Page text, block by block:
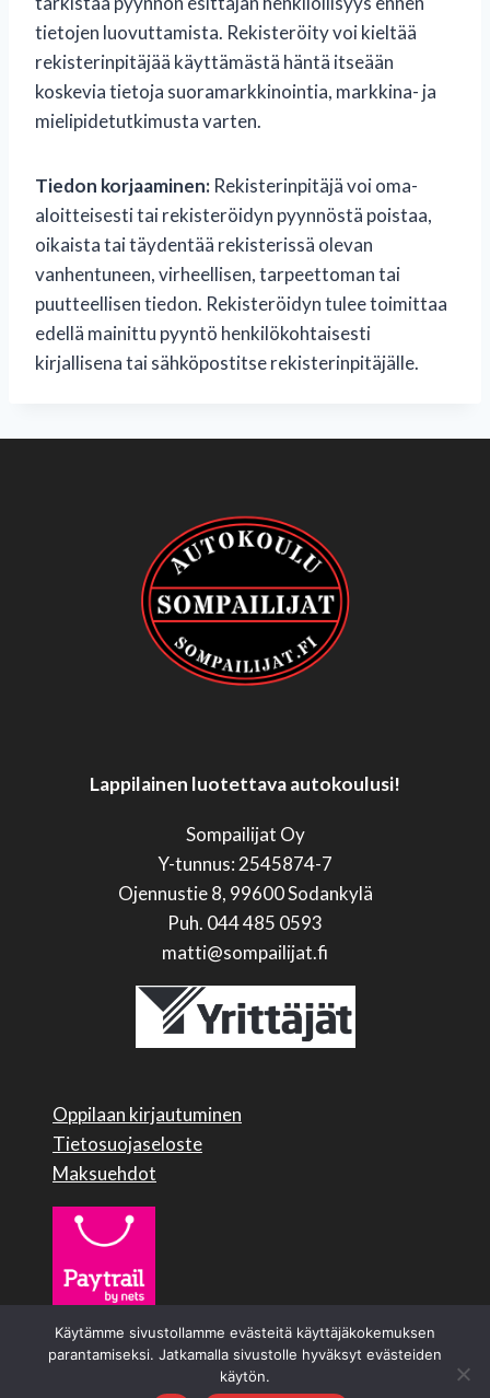
tietojen luovuttamista. Rekisteröity voi kieltää
rekisterinpitäjää käyttämästä häntä itseään
koskevia tietoja suoramarkkinointia, markkina- ja
mielipidetutkimusta varten.
Tiedon korjaaminen: Rekisterinpitäjä voi oma-
aloitteisesti tai rekisteröidyn pyynnöstä poistaa,
oikaista tai täydentää rekisterissä olevan
vanhentuneen, virheellisen, tarpeettoman tai
puutteellisen tiedon. Rekisteröidyn tulee toimittaa
edellä mainittu pyyntö henkilökohtaisesti
kirjallisena tai sähköpostitse rekisterinpitäjälle.
Lappilainen luotettava autokoulusi!
Sompailijat Oy
Y-tunnus: 2545874-7
Ojennustie 8, 99600 Sodankylä
Puh. 044 485 0593
matti@sompailijat.fi
Oppilaan kirjautuminen
Tietosuojaseloste
Maksuehdot
© 2026 Sompailijat Oy
Käytämme sivustollamme evästeitä käyttäjäkokemuksen
parantamiseksi. Jatkamalla sivustolle hyväksyt evästeiden
käytön.